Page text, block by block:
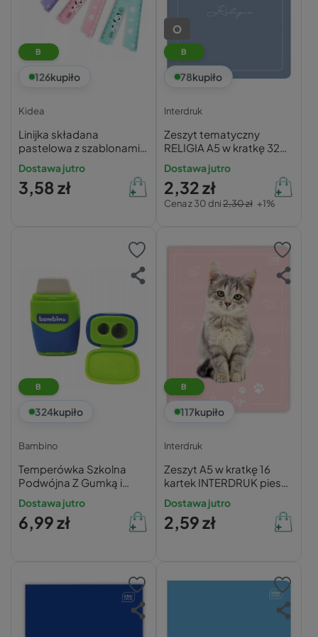
B
126kupiło
Kidea
Linijka składana
pastelowa z szablonami
30cm KIDEA 97418
Dostawa jutro
3,58 zł
O
B
78kupiło
Interdruk
Zeszyt tematyczny
RELIGIA A5 w kratkę 32
kartki INTERDRUK 70g
Dostawa jutro
Cena z 30 dni2,30 zł +1%
2,32 zł
B
324kupiło
Bambino
Temperówka Szkolna
Podwójna Z Gumką i
Pojemnikiem Manualna
Bambino
Dostawa jutro
6,99 zł
B
117kupiło
Interdruk
Zeszyt A5 w kratkę 16
kartek INTERDRUK pieski
kotki
Dostawa jutro
2,59 zł